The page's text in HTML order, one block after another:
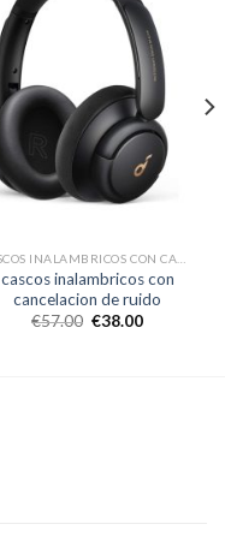
cascos inalambricos con
cancelacion de ruido
€57.00 €38.00